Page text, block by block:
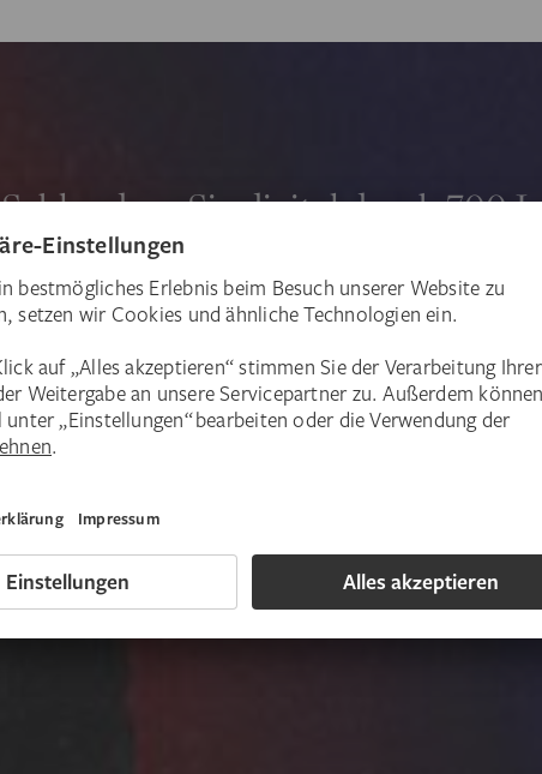
Schlendern Sie digital durch 700
gezielt nach Ihrem Lieblingswerk.